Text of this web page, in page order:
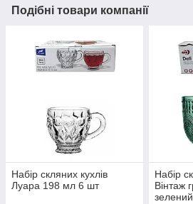
Подібні товари компанії
Набір скляних кухлів
Луара 198 мл 6 шт
Набір
Вінтаж
зелений